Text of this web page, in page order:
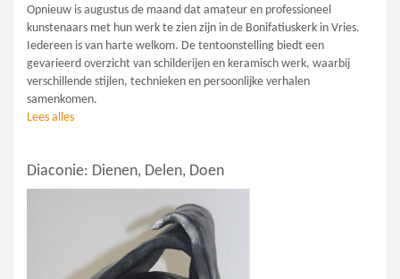
Opnieuw is augustus de maand dat amateur en professioneel
kunstenaars met hun werk te zien zijn in de Bonifatiuskerk in Vries.
Iedereen is van harte welkom. De tentoonstelling biedt een
gevarieerd overzicht van schilderijen en keramisch werk, waarbij
verschillende stijlen, technieken en persoonlijke verhalen
samenkomen.
Lees alles
Diaconie: Dienen, Delen, Doen